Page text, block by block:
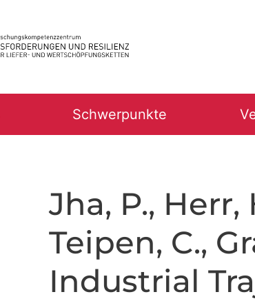
Schwerpunkte
Jha, P., Herr,
Teipen, C.,
Industrial